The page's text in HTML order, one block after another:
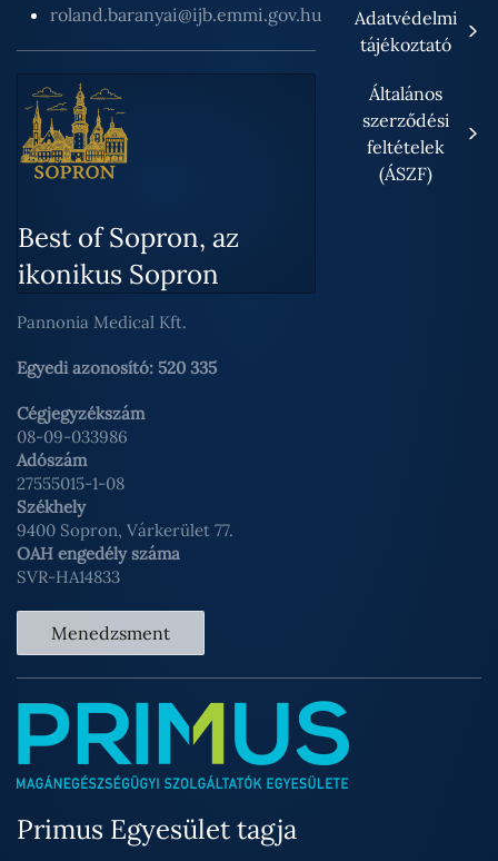
roland.baranyai@ijb.emmi.gov.hu
Best of Sopron, az
ikonikus Sopron
Adatvédelmi
tájékoztató
Általános
szerződési
feltételek
(ÁSZF)
Pannonia Medical Kft.
Egyedi azonosító: 520 335
Cégjegyzékszám
08-09-033986
Adószám
27555015-1-08
Székhely
9400 Sopron, Várkerület 77.
OAH engedély száma
SVR-HA14833
Menedzsment
Primus Egyesület tagja